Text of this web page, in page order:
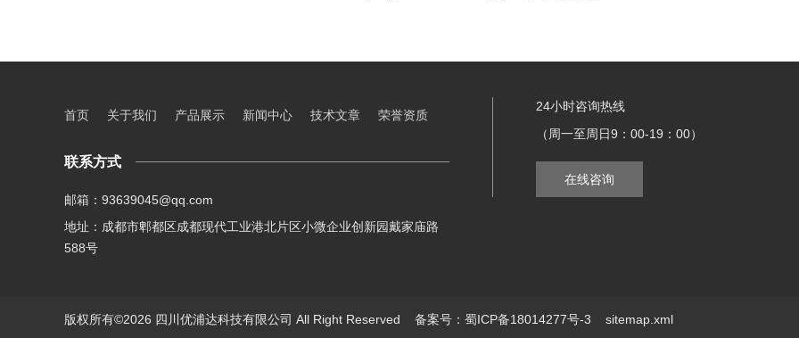
首页 关于我们 产品展示 新闻中心 技术文章 荣誉资质
联系方式
邮箱：93639045@qq.com
地址：成都市郫都区成都现代工业港北片区小微企业创新园戴家庙路
588号
24小时咨询热线
（周一至周日9：00-19：00）
在线咨询
版权所有©2026 四川优浦达科技有限公司 All Right Reserved 备案号：蜀ICP备18014277号-3 sitemap.xml